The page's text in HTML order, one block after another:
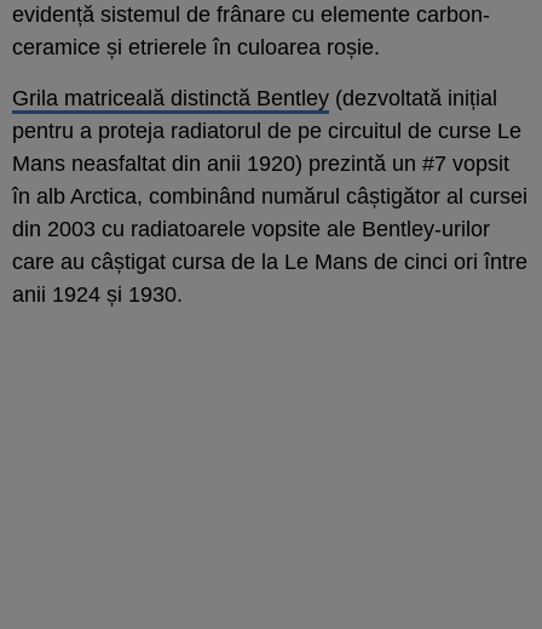
evidență sistemul de frânare cu elemente carbon-
ceramice și etrierele în culoarea roșie.
Grila matriceală distinctă Bentley (dezvoltată inițial
pentru a proteja radiatorul de pe circuitul de curse Le
Mans neasfaltat din anii 1920) prezintă un #7 vopsit
în alb Arctica, combinând numărul câștigător al cursei
din 2003 cu radiatoarele vopsite ale Bentley-urilor
care au câștigat cursa de la Le Mans de cinci ori între
anii 1924 și 1930.